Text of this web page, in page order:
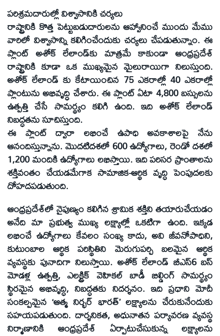
పరిశ్రమదారుల్లో విశ్వాసానికి చర్యలు
రాష్ట్రానికి కొత్త పెట్టుబడుదారులను ఆహ్వానించే ముందు మేము
వారిలో విశ్వాసాన్ని కలిగించేందుకు చర్యలు చేపడుతున్నాం. ఈ
ప్లాంట్‌ అశోక్‌ లేలాండ్‌కు మాత్రమే కాకుండా ఆంధ్రప్రదేశ్‌
రాష్ట్రానికి కూడా ఒక ముఖ్యమైన మైలురాయిగా నిలుస్తుంది.
అశోక్‌ లేలాండ్‌ కు కేటాయించిన 75 ఎకరాల్లో 40 ఎకరాల్లో
ప్లాంటును అభివృద్ధి చేశారు. ఈ ప్లాంట్‌ ఏటా 4,800 బస్సులను
ఉత్పత్తి చేసే సామర్థ్యం కలిగి ఉంది. ఇది అశోక్‌ లేలాండ్‌
నిబద్ధతను సూచిస్తుంది.
ఈ ప్లాంట్‌ ద్వారా లభించే ఉపాధి అవకాశాలపై నేను
ఆనందిస్తున్నాను. మొదటిదశలో 600 ఉద్యోగాలు, రెండో దశలో
1,200 మందికి ఉద్యోగాలు లభిస్తాయి. ఇది పరిసర ప్రాంతాలను
శక్తివంతం చేయడమేగాక సామాజిక-ఆర్థిక వృద్ధి పెంపుదలకు
దోహదపడుతుంది.
ఆంధ్రప్రదేశ్‌లో నైపుణ్యం కలిగిన శ్రామిక శక్తిని తయారుచేయడం
అనేది మా ప్రభుత్వ ముఖ్య లక్ష్యాల్లో ఒకటిగా ఉంది. ఇక్కడ
లభించే ఉద్యోగాలు కేవలం సంఖ్య కాదు, అవి జీవనోపాధిని,
కుటుంబాల ఆర్థిక పరిస్థితిని మెరుగుపర్చి బలమైన ఆర్థిక
వ్యవస్థకు పునాదిగా నిలుస్తాయి. అశోక్‌ లేలాండ్‌ బీఎస్‌6 బస్‌
మోడళ్ల ఉత్పత్తి, ఎలక్ట్రిక్‌ వెహికల్‌ బాడీ బిల్డింగ్‌ సామర్థ్యం
స్థిరమైన అభివృద్ధి, నిబద్ధతకు నిదర్శనం. ఇది ప్రధాని మోదీ
సంకల్పమైన ‘ఆత్మ నిర్భర్‌ భారత్‌’ లక్ష్యాలను చేరుకునేందుకు
సహయపడుతుంది. దార్శనికత, అధునాతన పర్యావరణ వ్యవస్థ
నిర్మాణానికి ఆంధ్రప్రదేశ్‌ ఏర్పాటుచేసుకున్న లక్ష్యాలను